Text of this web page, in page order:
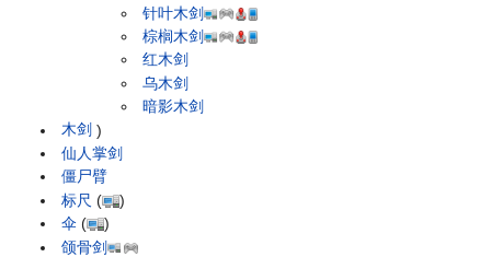
木剑
针叶木剑
棕榈木剑
红木剑
乌木剑
暗影木剑
)
仙人掌剑
僵尸臂
标尺 (
)
伞 (
)
颌骨剑